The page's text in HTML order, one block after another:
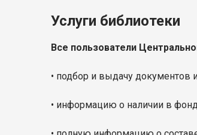
Услуги библиотеки
Все пользователи
• подбор и выдачу документов
• информацию о наличии в